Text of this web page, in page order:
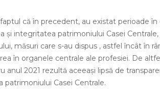
că în precedent, au existat perioade în
și integritatea patrimoniului Casei
măsuri care s-au dispus , astfel încât în
în organele centrale ale profesiei. De
anul 2021 rezultă aceeași lipsă de
patrimoniului Casei Centrale.